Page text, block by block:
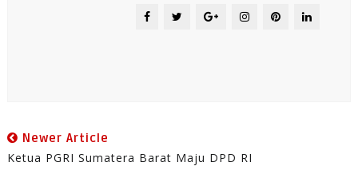
Newer Article
Ketua PGRI Sumatera Barat Maju DPD RI